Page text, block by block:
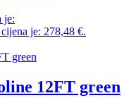
je:
je: 278,48 €.
12FT green